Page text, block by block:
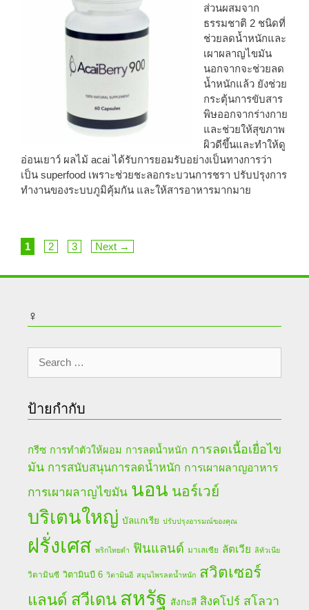
ส่วนผสมจาก
ธรรมชาติ 2 ชนิดที่
ช่วยลดน้ำหนักและ
เผาผลาญไขมัน
นอกจากจะช่วยลด
น้ำหนักแล้ว ยังช่วย
กระตุ้นการขับสาร
พิษออกจากร่างกาย
และช่วยให้สุขภาพ
ผิวดีขึ้นและทำให้ดู
อ่อนเยาว์ ผลไม้ acai ได้รับการยอมรับอย่างเป็นทางการว่า
เป็น superfood เพราะช่วยชะลอกระบวนการชรา ปรับปรุงการ
ทำงานของระบบภูมิคุ้มกัน และให้สารอาหารมากมาย
Page
1 Page
2 Page
3 Next →
♀
Search
ป้ายกำกับ
กรีซ การทำตัวให้ผอม การลดน้ำหนัก การลดเนื้อเยื่อไข
มัน การสนับสนุนการลดน้ำหนัก การเผาผลาญอาหาร
การเผาผลาญไขมัน นอน นอร์เวย์
บริเตนใหญ่ บัลแกเรีย ปรับปรุงอารมณ์ของคุณ
ฝรั่งเศส พริกไทยดำ ฟินแลนด์ มาเลเซีย ลัตเวีย ลิทัวเนีย
วิตามินซี วิตามินบี 6 วิตามินอี สมุนไพรลดน้ำหนัก สวิตเซอร์
แลนด์ สวีเดน สหรัฐ สังกะสี สิงคโปร์ สโลวา